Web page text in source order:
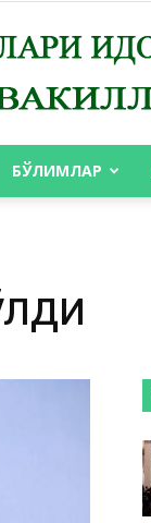
БЎЛИМЛАР